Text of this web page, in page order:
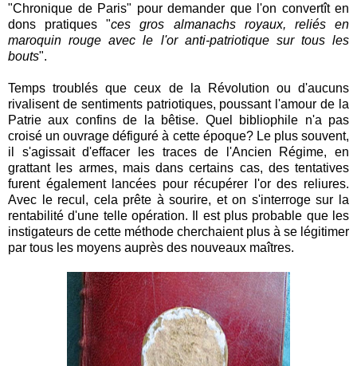
"Chronique de Paris" pour demander que l'on convertît en
dons pratiques "ces gros almanachs royaux, reliés en
maroquin rouge avec le l'or anti-patriotique sur tous les
bouts".
Temps troublés que ceux de la Révolution ou d'aucuns
rivalisent de sentiments patriotiques, poussant l'amour de la
Patrie aux confins de la bêtise. Quel bibliophile n'a pas
croisé un ouvrage défiguré à cette époque? Le plus souvent,
il s'agissait d'effacer les traces de l'Ancien Régime, en
grattant les armes, mais dans certains cas, des tentatives
furent également lancées pour récupérer l'or des reliures.
Avec le recul, cela prête à sourire, et on s'interroge sur la
rentabilité d'une telle opération. Il est plus probable que les
instigateurs de cette méthode cherchaient plus à se légitimer
par tous les moyens auprès des nouveaux maîtres.